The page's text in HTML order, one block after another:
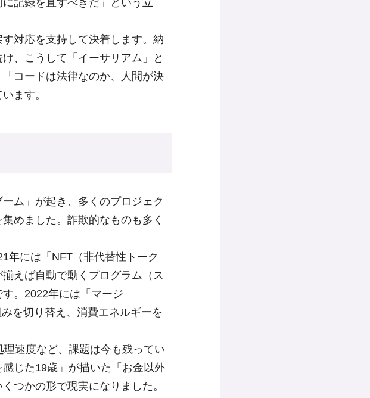
記録を直すべきだ」という立
対応を支持して決着します。納
、こうして「イーサリアム」と
コードは法律なのか、人間が決
ます。
ム」が起き、多くのプロジェク
めました。詐欺的なものも多く
年には「NFT（非代替性トーク
えば自動で動くプログラム（ス
。2022年には「マージ
を切り替え、消費エネルギーを
速度など、課題は今も残ってい
じた19歳」が描いた「お金以外
つかの形で現実になりました。